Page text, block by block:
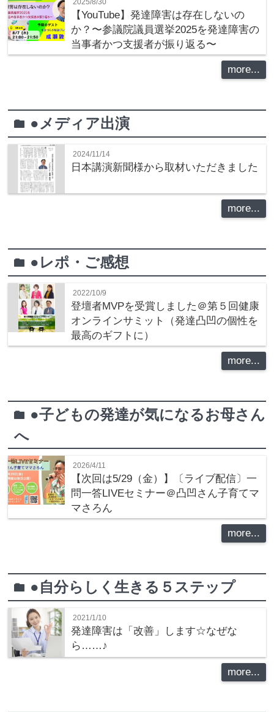
2025/8/30
【YouTube】発達障害は存在しないの
か？〜参議院議員選挙2025を発達障害の
当事者かつ支援者が振り返る〜
more...
folder ●メディア出演
2024/11/14
日本講演新聞様から取材いただきました
more...
folder ●レポ・ご感想
2022/10/9
登壇者MVPを受賞しました＠第５回健康
オンラインサミット（発達凸凹の個性を
最高のギフトに）
more...
folder ●子どもの発達が気になるお母さん
へ
2026/4/11
【次回は5/29（金）】〔ライブ配信〕一
問一答LIVEセミナー＠凸凹さん子育てマ
マさろん
more...
folder ●自分らしく生きる５ステップ
2021/1/10
発達障害は「改善」します☆なぜな
ら……♪
more...